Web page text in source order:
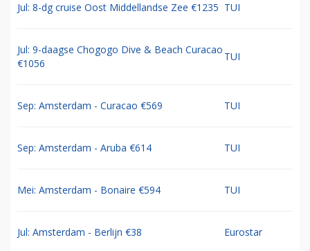
Jul: 8-dg cruise Oost Middellandse Zee €1235 TUI
Jul: 9-daagse Chogogo Dive & Beach Curacao
€1056
TUI
Sep: Amsterdam - Curacao €569 TUI
Sep: Amsterdam - Aruba €614 TUI
Mei: Amsterdam - Bonaire €594 TUI
Jul: Amsterdam - Berlijn €38 Eurostar